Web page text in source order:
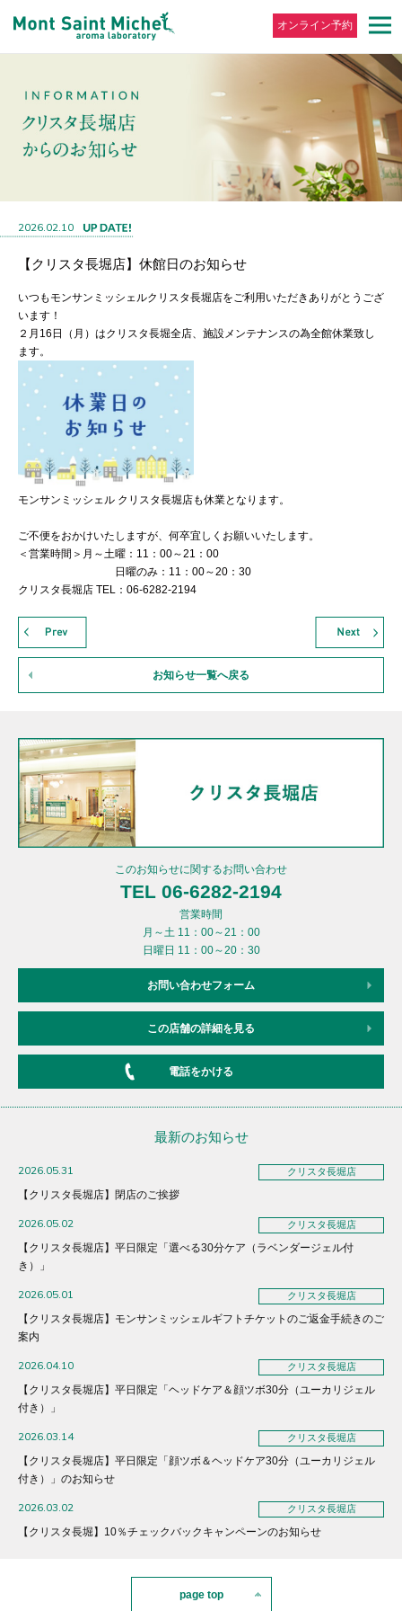
オンライン予約
2026.02.10
【クリスタ長堀店】休館日のお知らせ
いつもモンサンミッシェルクリスタ長堀店をご利用いただきありがとうござ
います！
２月16日（月）はクリスタ長堀全店、施設メンテナンスの為全館休業致し
ます。
モンサンミッシェル クリスタ長堀店も休業となります。
ご不便をおかけいたしますが、何卒宜しくお願いいたします。
＜営業時間＞月～土曜：11：00～21：00
日曜のみ：11：00～20：30
クリスタ長堀店 TEL：06-6282-2194
お知らせ一覧へ戻る
このお知らせに関するお問い合わせ
TEL 06-6282-2194
営業時間
月～土 11：00～21：00
日曜日 11：00～20：30
お問い合わせフォーム
この店舗の詳細を見る
電話をかける
最新のお知らせ
2026.05.31 クリスタ長堀店
【クリスタ長堀店】閉店のご挨拶
2026.05.02 クリスタ長堀店
【クリスタ長堀店】平日限定「選べる30分ケア（ラベンダージェル付
き）」
2026.05.01 クリスタ長堀店
【クリスタ長堀店】モンサンミッシェルギフトチケットのご返金手続きのご
案内
2026.04.10 クリスタ長堀店
【クリスタ長堀店】平日限定「ヘッドケア＆顔ツボ30分（ユーカリジェル
付き）」
2026.03.14 クリスタ長堀店
【クリスタ長堀店】平日限定「顔ツボ＆ヘッドケア30分（ユーカリジェル
付き）」のお知らせ
2026.03.02 クリスタ長堀店
【クリスタ長堀】10％チェックバックキャンペーンのお知らせ
page top